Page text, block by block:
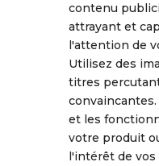
contenu
attrayant et
l'attention de
Utilisez des
titres
et les
votre produit
l'intérêt de vos